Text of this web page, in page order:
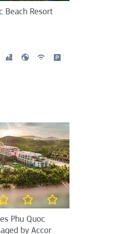
Beach Resort
Phu Quoc
by Accor